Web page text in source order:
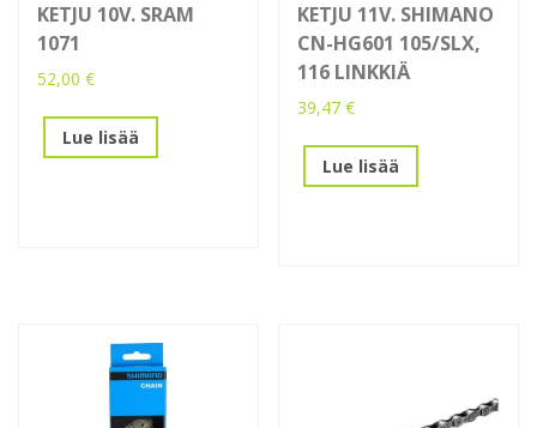
KETJU 10V. SRAM
1071
52,00 €
Lue lisää
KETJU 11V. SHIMANO
CN-HG601 105/SLX,
116 LINKKIÄ
39,47€
Lue lisää